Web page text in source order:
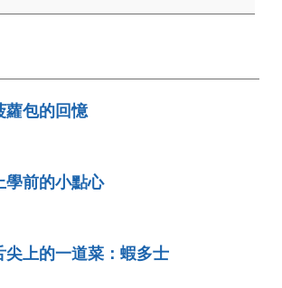
蘿包的回憶
上學前的小點心
尖上的一道菜：蝦多士